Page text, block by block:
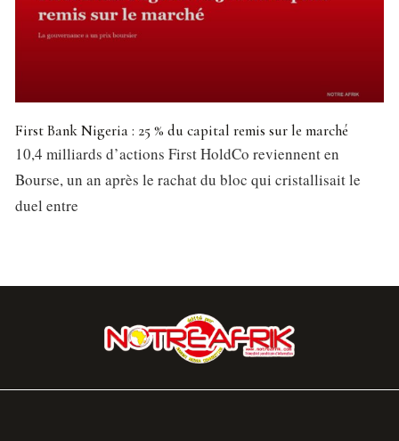
First Bank Nigeria : 25 % du capital remis sur le marché
10,4 milliards d’actions First HoldCo reviennent en
Bourse, un an après le rachat du bloc qui cristallisait le
duel entre